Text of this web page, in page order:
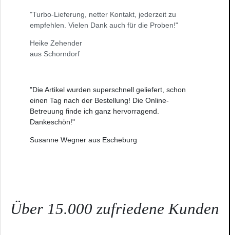
"Turbo-Lieferung, netter Kontakt, jederzeit zu
empfehlen. Vielen Dank auch für die Proben!"
Heike Zehender
aus Schorndorf
"Die Artikel wurden superschnell geliefert, schon
einen Tag nach der Bestellung! Die Online-
Betreuung finde ich ganz hervorragend.
Dankeschön!"
Susanne Wegner aus Escheburg
Über 15.000 zufriedene Kunden